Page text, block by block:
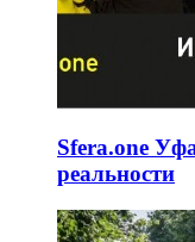
Sfera.one
реальности